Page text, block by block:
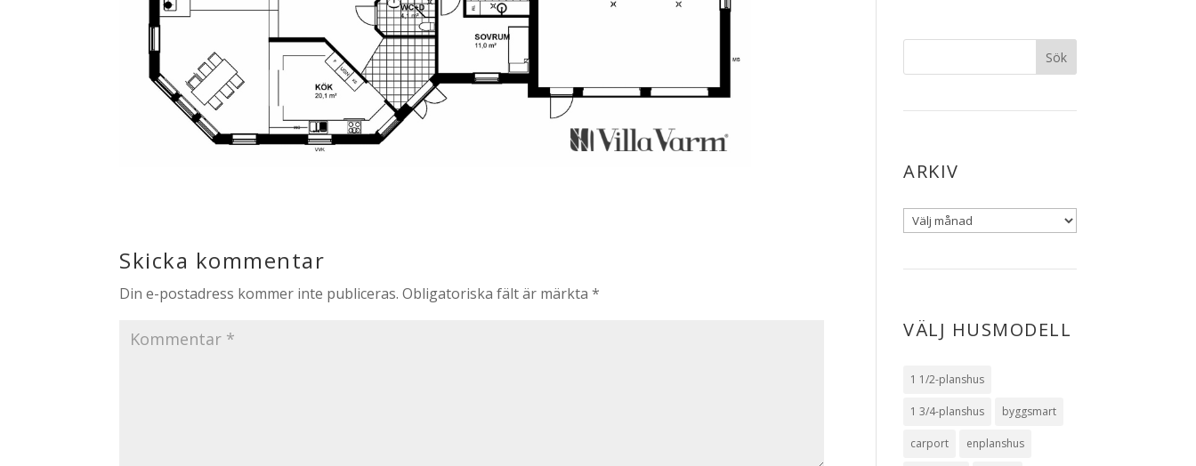
Skicka kommentar
Din e-postadress kommer inte publiceras. Obligatoriska fält är märkta*
ARKIV
VÄLJ HUSMODELL
1 1/2-planshus
1 3/4-planshus byggsmart
carport enplanshus